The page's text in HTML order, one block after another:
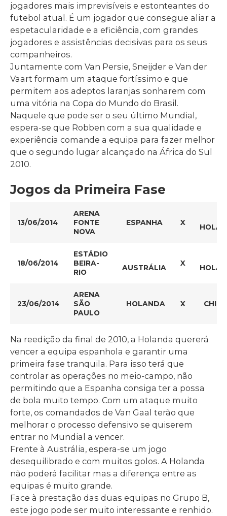
jogadores mais imprevisíveis e estonteantes do
futebol atual. É um jogador que consegue aliar a
espetacularidade e a eficiência, com grandes
jogadores e assistências decisivas para os seus
companheiros.
Juntamente com Van Persie, Sneijder e Van der
Vaart formam um ataque fortíssimo e que
permitem aos adeptos laranjas sonharem com
uma vitória na Copa do Mundo do Brasil.
Naquele que pode ser o seu último Mundial,
espera-se que Robben com a sua qualidade e
experiência comande a equipa para fazer melhor
que o segundo lugar alcançado na África do Sul
2010.
Jogos da Primeira Fase
13/06/2014
ARENA
FONTE
NOVA
ESPANHA X
18/06/2014
ESTÁDIO
BEIRA-
RIO
AUSTRÁLIA
X
23/06/2014
ARENA
SÃO
PAULO
HOLANDA X CHILE
Na reedição da final de 2010, a Holanda quererá
vencer a equipa espanhola e garantir uma
primeira fase tranquila. Para isso terá que
controlar as operações no meio-campo, não
permitindo que a Espanha consiga ter a possa
de bola muito tempo. Com um ataque muito
forte, os comandados de Van Gaal terão que
melhorar o processo defensivo se quiserem
entrar no Mundial a vencer.
Frente à Austrália, espera-se um jogo
desequilibrado e com muitos golos. A Holanda
não poderá facilitar mas a diferença entre as
equipas é muito grande.
Face à prestação das duas equipas no Grupo B,
este jogo pode ser muito interessante e renhido.